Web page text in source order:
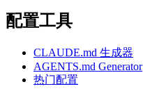
配置工具
CLAUDE.md 生成器
AGENTS.md Generator
热门配置